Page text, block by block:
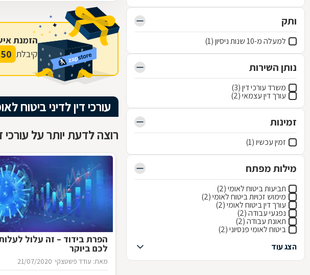
ותק
למעלה מ-10 שנות ניסיון (1)
נותן השירות
משרד עורכי דין (3)
עורך דין עצמאי (2)
זמינות
זמין עכשיו (1)
מילות מפתח
תביעות ביטוח לאומי (2)
מימוש זכויות ביטוח לאומי (2)
עורך דין ביטוח לאומי (2)
נפגעי עבודה (2)
תאונת עבודה (2)
ביטוח לאומי פנסיוני (2)
הצג עוד
הזמנת
קיבלת 50
עורכי דין לדיני ביטוח
רוצה לדעת יותר על עורכי
הפרת בידוד – זה עלול
לכם ביוקר
מאת: עודד פשטצקי 21/07/2020